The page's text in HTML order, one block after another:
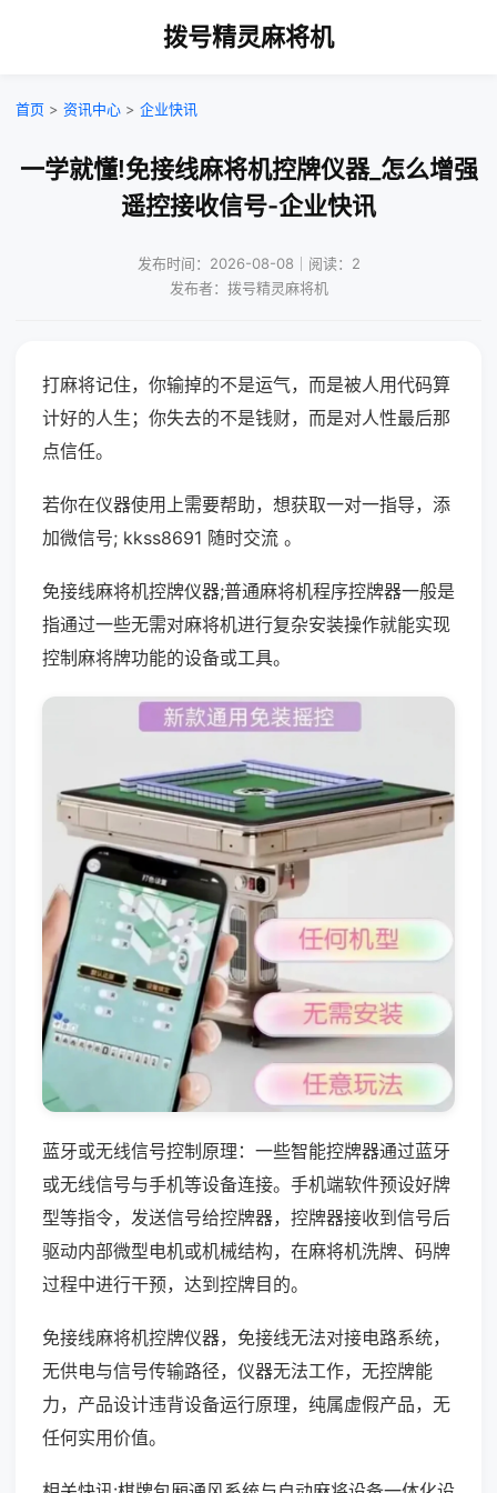
拨号精灵麻将机
首页 > 资讯中心 > 企业快讯
一学就懂!免接线麻将机控牌仪器_怎么增强
遥控接收信号-企业快讯
发布时间：2026-08-08｜阅读：2
发布者：拨号精灵麻将机
打麻将记住，你输掉的不是运气，而是被人用代码算
计好的人生；你失去的不是钱财，而是对人性最后那
点信任。
若你在仪器使用上需要帮助，想获取一对一指导，添
加微信号; kkss8691 随时交流 。
免接线麻将机控牌仪器;普通麻将机程序控牌器一般是
指通过一些无需对麻将机进行复杂安装操作就能实现
控制麻将牌功能的设备或工具。
蓝牙或无线信号控制原理：一些智能控牌器通过蓝牙
或无线信号与手机等设备连接。手机端软件预设好牌
型等指令，发送信号给控牌器，控牌器接收到信号后
驱动内部微型电机或机械结构，在麻将机洗牌、码牌
过程中进行干预，达到控牌目的。
免接线麻将机控牌仪器，免接线无法对接电路系统，
无供电与信号传输路径，仪器无法工作，无控牌能
力，产品设计违背设备运行原理，纯属虚假产品，无
任何实用价值。